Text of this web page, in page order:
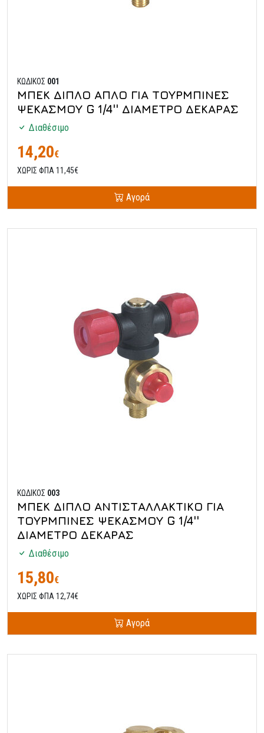
ΚΩΔΙΚΟΣ 001
ΜΠΕΚ ΔΙΠΛΟ ΑΠΛΟ ΓΙΑ ΤΟΥΡΜΠΙΝΕΣ
ΨΕΚΑΣΜΟΥ G 1/4'' ΔΙΑΜΕΤΡΟ ΔΕΚΑΡΑΣ
Διαθέσιμο
14,20€
ΧΩΡΙΣ ΦΠΑ 11,45€
Αγορά
ΚΩΔΙΚΟΣ 003
ΜΠΕΚ ΔΙΠΛΟ ΑΝΤΙΣΤΑΛΛΑΚΤΙΚΟ ΓΙΑ
ΤΟΥΡΜΠΙΝΕΣ ΨΕΚΑΣΜΟΥ G 1/4''
ΔΙΑΜΕΤΡΟ ΔΕΚΑΡΑΣ
Διαθέσιμο
15,80€
ΧΩΡΙΣ ΦΠΑ 12,74€
Αγορά